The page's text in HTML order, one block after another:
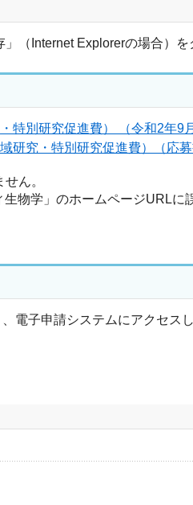
（Internet Explorerの場合）を
別研究促進費） （令和2年9
究・特別研究促進費）（応
ん。
学」のホームページURLに
子申請システムにアクセス